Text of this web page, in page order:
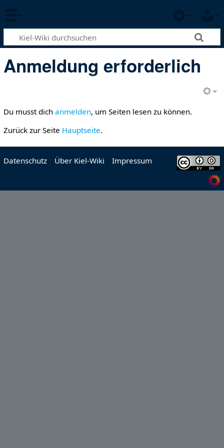
Anmeldung erforderlich
Du musst dich anmelden, um Seiten lesen zu können.
Zurück zur Seite Hauptseite.
Datenschutz Über Kiel-Wiki Impressum